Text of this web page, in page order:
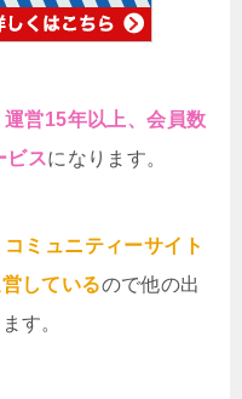
運営15年以上、会員数
ビスになります。
コミュニティーサイト
しているので他の出
す。